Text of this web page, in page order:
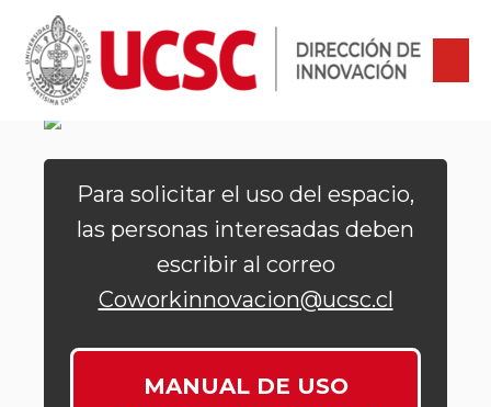
Para solicitar el uso del espacio,
las personas interesadas deben
escribir al correo
Coworkinnovacion@ucsc.cl
MANUAL DE USO